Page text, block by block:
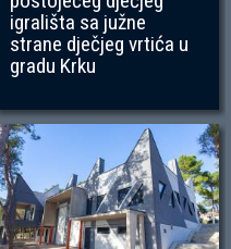
igrališta sa južne
strane dječjeg vrtića u
gradu Krku